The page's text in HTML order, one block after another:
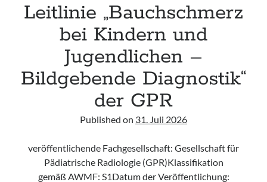
Leitlinie „Bauchschmerz
bei Kindern und
Jugendlichen –
Bildgebende Diagnostik“
der GPR
Published on 31. Juli 2026
veröffentlichende Fachgesellschaft: Gesellschaft für
Pädiatrische Radiologie (GPR)Klassifikation
gemäß AWMF: S1Datum der Veröffentlichung: